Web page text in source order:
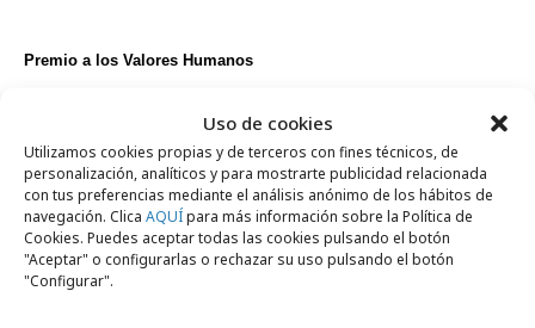
Uso de cookies
Utilizamos cookies propias y de terceros con fines técnicos, de
personalización, analíticos y para mostrarte publicidad relacionada
con tus preferencias mediante el análisis anónimo de los hábitos de
navegación. Clica AQUÍpara más información sobre la Política de
Cookies. Puedes aceptar todas las cookies pulsando el botón
"Aceptar" o configurarlas o rechazar su uso pulsando el botón
"Configurar".
Premio a los Valores Humanos
Cliente: Preserve Planet
Pieza: No trees, no live
Mejor Trayectoria Profesional